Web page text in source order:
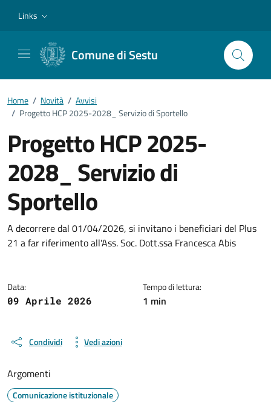
Links
Comune di Sestu
Home / Novità / Avvisi
/ Progetto HCP 2025-2028_ Servizio di Sportello
Progetto HCP 2025-
2028_ Servizio di
Sportello
Dettagli della notizia
A decorrere dal 01/04/2026, si invitano i beneficiari del Plus
21 a far riferimento all'Ass. Soc. Dott.ssa Francesca Abis
Data:
09 Aprile 2026
Tempo di lettura:
1 min
Condividi Vedi azioni
Argomenti
Comunicazione istituzionale